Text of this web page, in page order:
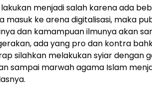
menjadi salah karena ada
ke arena digitalisasi, maka
dan kamampuan ilmunya akan
ada yang pro dan kontra
silahkan melakukan syiar dengan
sampai marwah agama Islam